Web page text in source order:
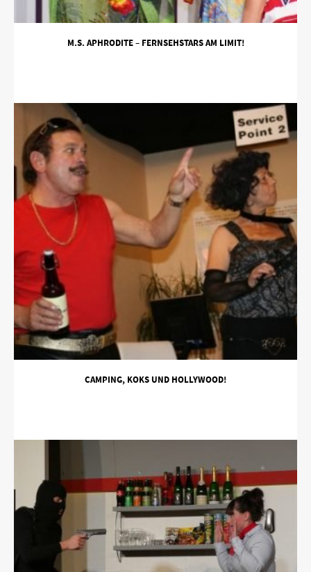
M.S. APHRODITE – FERNSEHSTARS AM LIMIT!
CAMPING, KOKS UND HOLLYWOOD!